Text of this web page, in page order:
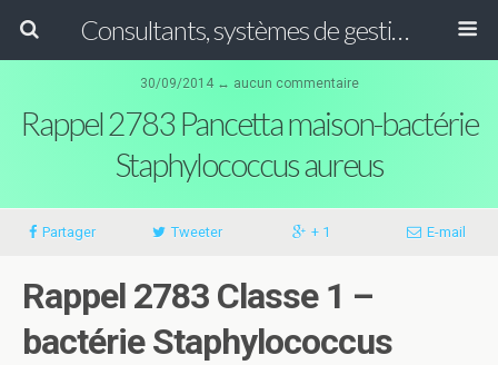
Consultants, systèmes de gestion ISO, HACCP et GFSI
30/09/2014 ↔ aucun commentaire
Rappel 2783 Pancetta maison-bactérie
Staphylococcus aureus
Partager Tweeter + 1 E-mail
Rappel 2783 Classe 1 –
bactérie Staphylococcus